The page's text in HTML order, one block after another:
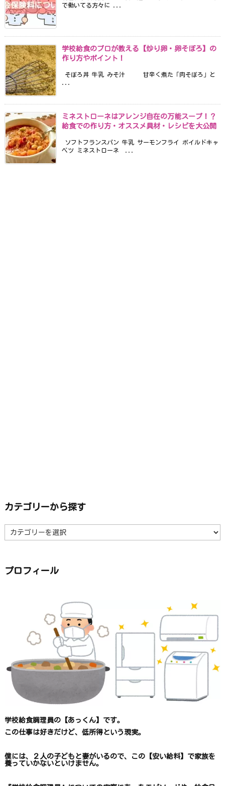
で働いてる方々に ...
学校給食のプロが教える【炒り卵・卵そぼろ】の
作り方やポイント！
そぼろ丼 牛乳 みそ汁 甘辛く煮た「肉そぼろ」と
ミネストローネはアレンジ自在の万能スープ！？
給食での作り方・オススメ具材・レシピを大公開
ソフトフランスパン 牛乳 サーモンフライ ボイルドキャ
ベツ ミネストローネ ...
カテゴリーから探す
テ
ゴ
ら
探
プロフィール
学校給食調理員の【あっくん】です。
この仕事は好きだけど、 低所得という現実。
僕には、２人の子どもと妻がいるので、 この【安い給料】で家族を
養っていかないといけません。